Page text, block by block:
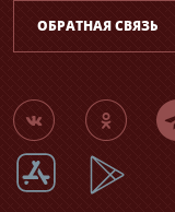
ОБРАТНАЯ СВЯЗЬ